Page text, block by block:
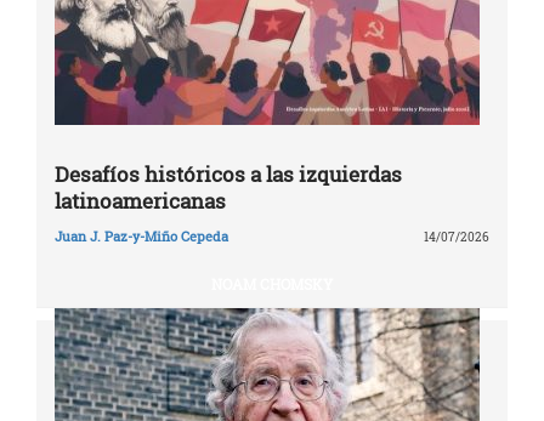
Desafíos históricos a las izquierdas
latinoamericanas
Juan J. Paz-y-Miño Cepeda 14/07/2026